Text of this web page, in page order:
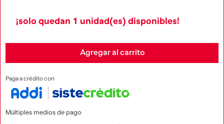
¡solo quedan 1 unidad(es) disponibles!
Agregar al carrito
Paga a crédito con
Múltiples medios de pago